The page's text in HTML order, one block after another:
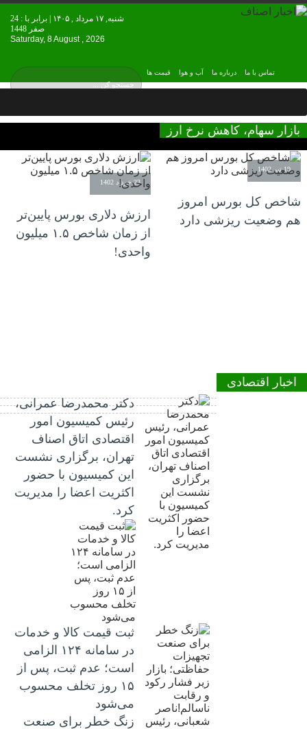
قیمت ها آب و هوا درباره ما تماس با ما
شنبه, ۱۷ مرداد , ۱۴۰۵ | برابر با : 24
صفر 1448
Saturday, 8 August , 2026
بازار سهام، کاهش نرخ ارز
19 تیر 1402
شاخص کل بورس امروز
هم وضعیت ریزشی دارد
23 خرداد 1402
ارزش دلاری بورس پایین‌تر
از زمان شاخص ۱.۵ میلیون
واحدی!
اخبار اقتصادی
دکتر محمدرضا عمرانی،
رئیس کمیسیون امور
اقتصادی اتاق اصناف
تهران، برگزاری نشست
این کمیسیون با حضور
اکثریت اعضا را مدیریت
کرد.
ثبت قیمت کالا و خدمات
در سامانه ۱۲۴ الزامی
است؛ عدم ثبت، پس از
۱۵ روز تخلف محسوب
می‌شود
زنگ خطر برای صنعت